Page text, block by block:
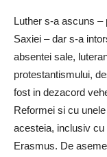
Luther s-a ascuns –
Saxiei – dar s-a
absentei sale,
protestantismului,
fost in dezacord
Reformei si cu
acesteia, inclusiv
Erasmus. De